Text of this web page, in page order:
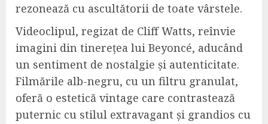
rezonează cu ascultătorii de toate vârstele.
Videoclipul, regizat de Cliff Watts, reînvie
imagini din tinerețea lui Beyoncé, aducând
un sentiment de nostalgie și autenticitate.
Filmările alb-negru, cu un filtru granulat,
oferă o estetică vintage care contrastează
puternic cu stilul extravagant și grandios cu